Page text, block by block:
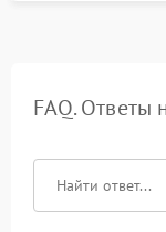
FAQ. Ответы